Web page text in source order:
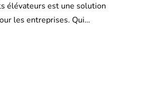
élévateurs est une solution
les entreprises. Qui…